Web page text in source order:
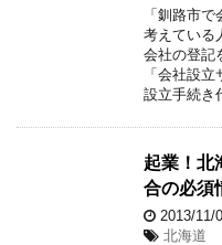
「釧路市
考えている
会社の登記
「会社設
設立手続き
起業！北
合の必須
2013/11/
北海道